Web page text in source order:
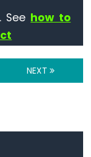
See how to
NEXT